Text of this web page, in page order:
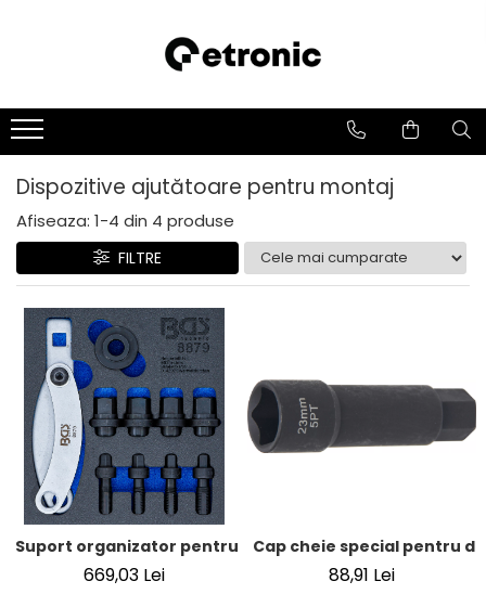
Dispozitive ajutătoare pentru montaj
Afiseaza: 1-4 din 4 produse
FILTRE
Suport organizator pentru carucior 1/6: Set montaj
669,03 Lei
Cap cheie special pentru
88,91 Lei